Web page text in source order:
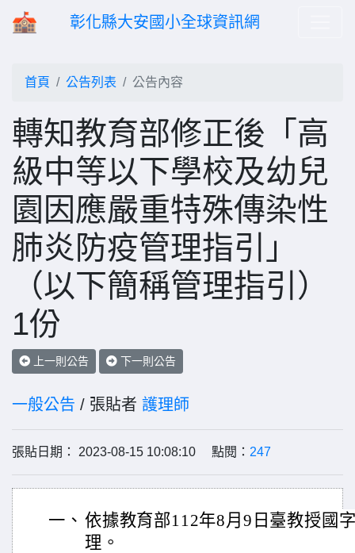
彰化縣大安國小全球資訊網
首頁 公告列表 公告內容
轉知教育部修正後「高
級中等以下學校及幼兒
園因應嚴重特殊傳染性
肺炎防疫管理指引」
（以下簡稱管理指引）
1份
上一則公告 下一則公告
一般公告 / 張貼者 護理師
張貼日期： 2023-08-15 10:08:10 點閱： 247
一、 依據教育部112年8月9日臺教授國
理。